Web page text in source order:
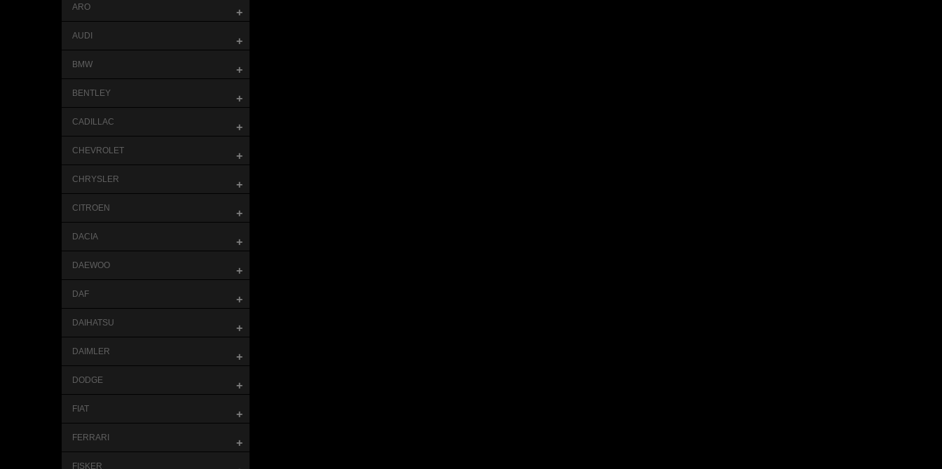
ARO +
AUDI +
BMW +
BENTLEY +
CADILLAC +
CHEVROLET +
CHRYSLER +
CITROEN +
DACIA +
DAEWOO +
DAF +
DAIHATSU +
DAIMLER +
DODGE +
FIAT +
FERRARI +
FISKER